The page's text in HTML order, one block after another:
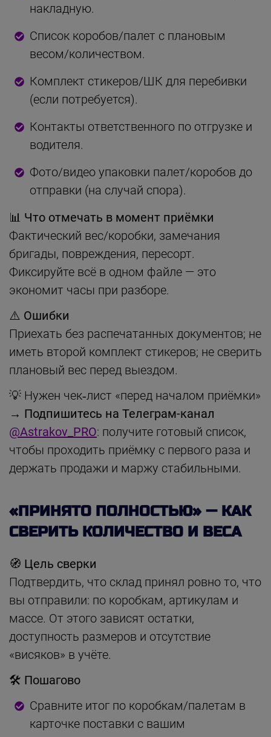
накладную.
Список коробов/палет с плановым
весом/количеством.
Комплект стикеров/ШК для перебивки
(если потребуется).
Контакты ответственного по отгрузке и
водителя.
Фото/видео упаковки палет/коробов до
отправки (на случай спора).
📊 Что отмечать в момент приёмки
Фактический вес/коробки, замечания
бригады, повреждения, пересорт.
Фиксируйте всё в одном файле — это
экономит часы при разборе.
⚠️ Ошибки
Приехать без распечатанных документов; не
иметь второй комплект стикеров; не сверить
плановый вес перед выездом.
💡 Нужен чек‑лист «перед началом приёмки»
→ Подпишитесь на Телеграм-канал
@Astrakov_PRO: получите готовый список,
чтобы проходить приёмку с первого раза и
держать продажи и маржу стабильными.
«ПРИНЯТО ПОЛНОСТЬЮ» — КАК
СВЕРИТЬ КОЛИЧЕСТВО И ВЕСА
🧭 Цель сверки
Подтвердить, что склад принял ровно то, что
вы отправили: по коробкам, артикулам и
массе. От этого зависят остатки,
доступность размеров и отсутствие
«висяков» в учёте.
🛠 Пошагово
Сравните итог по коробкам/палетам в
карточке поставки с вашим